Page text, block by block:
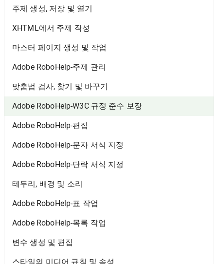
주제 생성, 저장 및 열기
XHTML에서 주제 작성
마스터 페이지 생성 및 작업
Adobe RoboHelp-주제 관리
맞춤법 검사, 찾기 및 바꾸기
Adobe RoboHelp-W3C 규정 준수 보장
Adobe RoboHelp-편집
Adobe RoboHelp-문자 서식 지정
Adobe RoboHelp-단락 서식 지정
테두리, 배경 및 소리
Adobe RoboHelp-표 작업
Adobe RoboHelp-목록 작업
변수 생성 및 편집
스타일의 미디어 규칙 및 속성